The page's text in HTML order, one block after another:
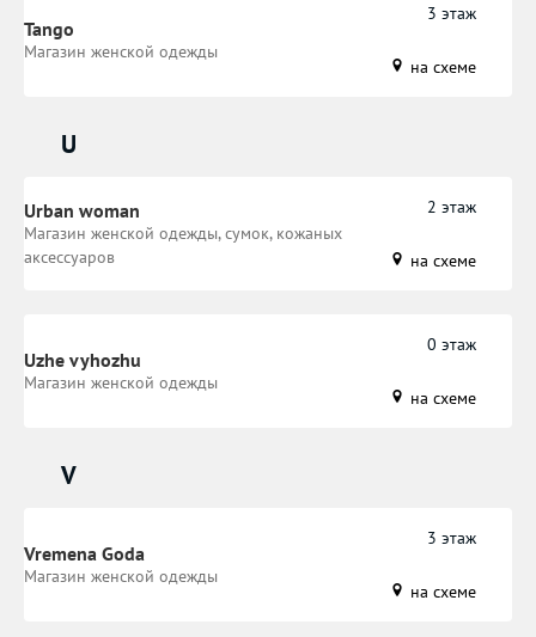
Tango
Магазин женской одежды
3 этаж
на схеме
U
Urban woman
Магазин женской одежды, сумок, кожаных
аксессуаров
2 этаж
на схеме
Uzhe vyhozhu
​Магазин женской одежды
0 этаж
на схеме
V
Vremena Goda
Магазин женской одежды
3 этаж
на схеме